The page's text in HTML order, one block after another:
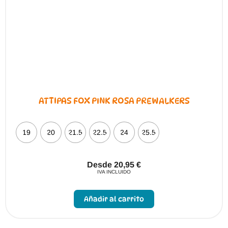
ATTIPAS FOX PINK ROSA PREWALKERS
19 20 21.5 22.5 24 25.5
Desde 20,95 €
IVA INCLUIDO
Añadir al carrito